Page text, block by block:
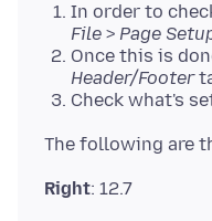
In order to
File > Page
Once this is
Header/Footer
Check what's
The following are
Right